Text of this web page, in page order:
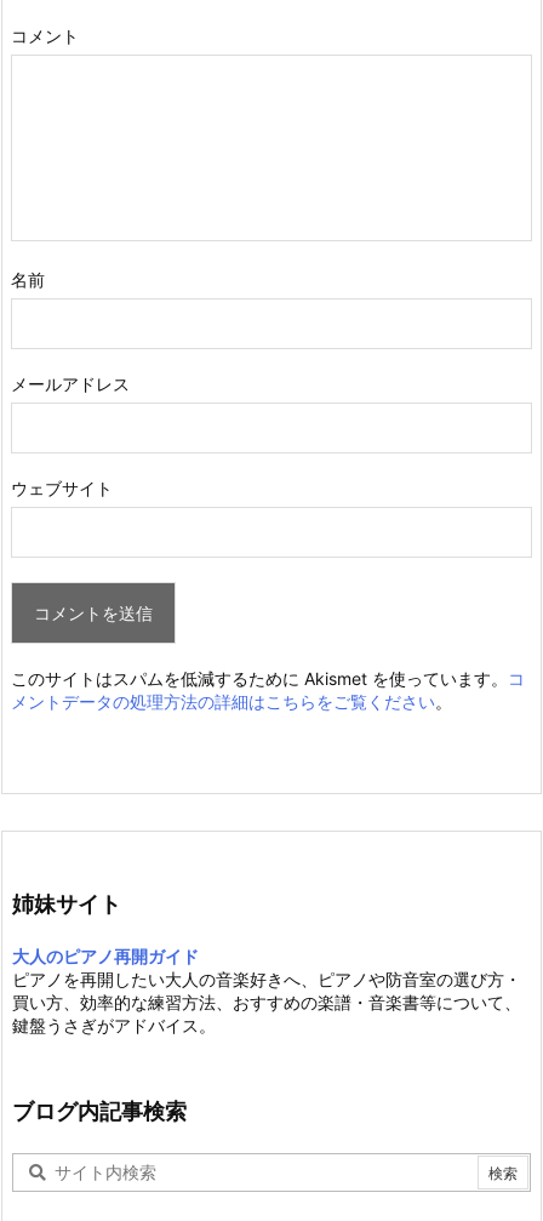
コメント
名前
メールアドレス
ウェブサイト
このサイトはスパムを低減するために Akismet を使っています。
コ
メントデータの処理方法の詳細はこちらをご覧ください。
姉妹サイト
大人のピアノ再開ガイド
ピアノを再開したい大人の音楽好きへ、ピアノや防音室の選び方・
買い方、効率的な練習方法、おすすめの楽譜・音楽書等について、
鍵盤うさぎがアドバイス。
ブログ内記事検索